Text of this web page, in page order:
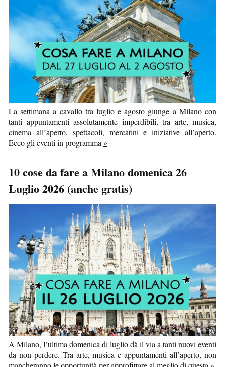
La settimana a cavallo tra luglio e agosto giunge a Milano con
tanti appuntamenti assolutamente imperdibili, tra arte, musica,
cinema all’aperto, spettacoli, mercatini e iniziative all’aperto.
Ecco gli eventi in programma »
10 cose da fare a Milano domenica 26
Luglio 2026 (anche gratis)
A Milano, l’ultima domenica di luglio dà il via a tanti nuovi eventi
da non perdere. Tra arte, musica e appuntamenti all’aperto, non